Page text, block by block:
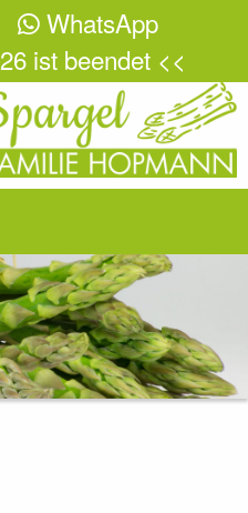
WhatsApp
ist beendet <<